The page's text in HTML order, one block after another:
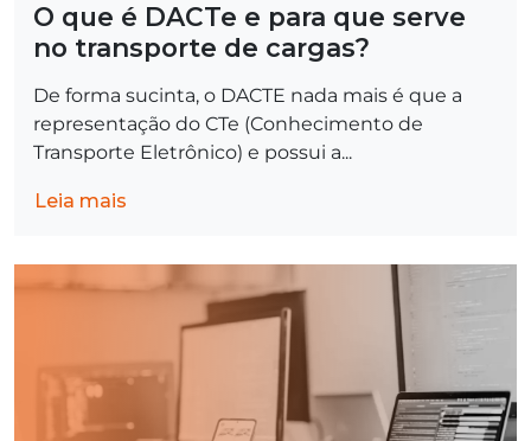
O que é DACTe e para que serve
no transporte de cargas?
De forma sucinta, o DACTE nada mais é que a
representação do CTe (Conhecimento de
Transporte Eletrônico) e possui a...
Leia mais